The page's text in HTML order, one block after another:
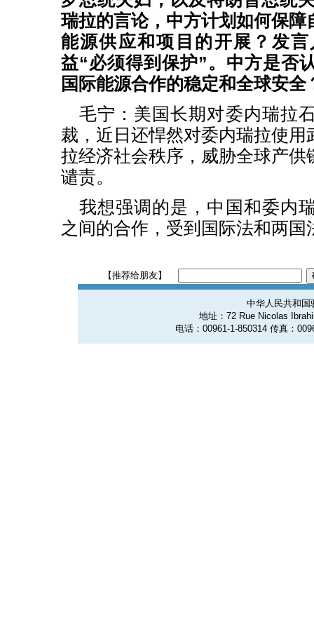
瑞拉的言论，中方计划如何保障
能源供应和项目的开展？发
益“必须得到保护”。中方是否
国际能源合作的稳定和全球安全
毛宁：美国长期对委内瑞拉
裁，近日还悍然对委内瑞拉使用
拉经济社会秩序，威胁全球产供
谴责。
我想强调的是，中国和委内
之间的合作，受到国际法和两国
【推荐给朋友】
中华人民共和国
地址：72 Rue Nicolas
电话：00961-1-850314 传真：